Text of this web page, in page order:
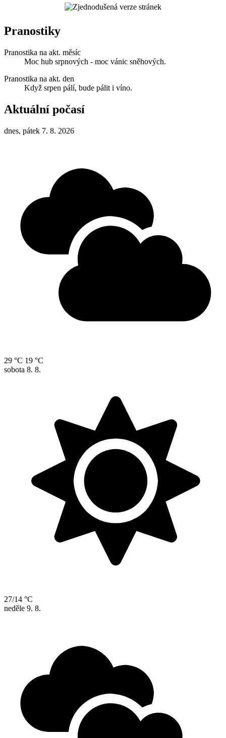
Pranostiky
Pranostika na akt. měsíc
Moc hub srpnových - moc vánic sněhových.
Pranostika na akt. den
Když srpen pálí, bude pálit i víno.
Aktuální počasí
dnes, pátek 7. 8. 2026
29 °C 19 °C
sobota 8. 8.
27/14 °C
neděle 9. 8.